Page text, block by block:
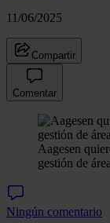
11/06/2025
Compartir
Comentar
Aagesen
gestión de
Ningún comentario